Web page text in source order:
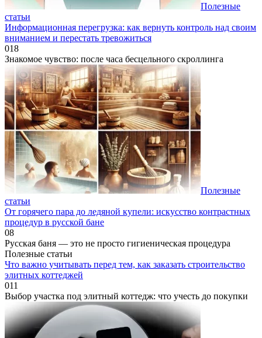
Полезные
статьи
Информационная перегрузка: как вернуть контроль над своим
вниманием и перестать тревожиться
018
Знакомое чувство: после часа бесцельного скроллинга
Полезные
статьи
От горячего пара до ледяной купели: искусство контрастных
процедур в русской бане
08
Русская баня — это не просто гигиеническая процедура
Полезные статьи
Что важно учитывать перед тем, как заказать строительство
элитных коттеджей
011
Выбор участка под элитный коттедж: что учесть до покупки